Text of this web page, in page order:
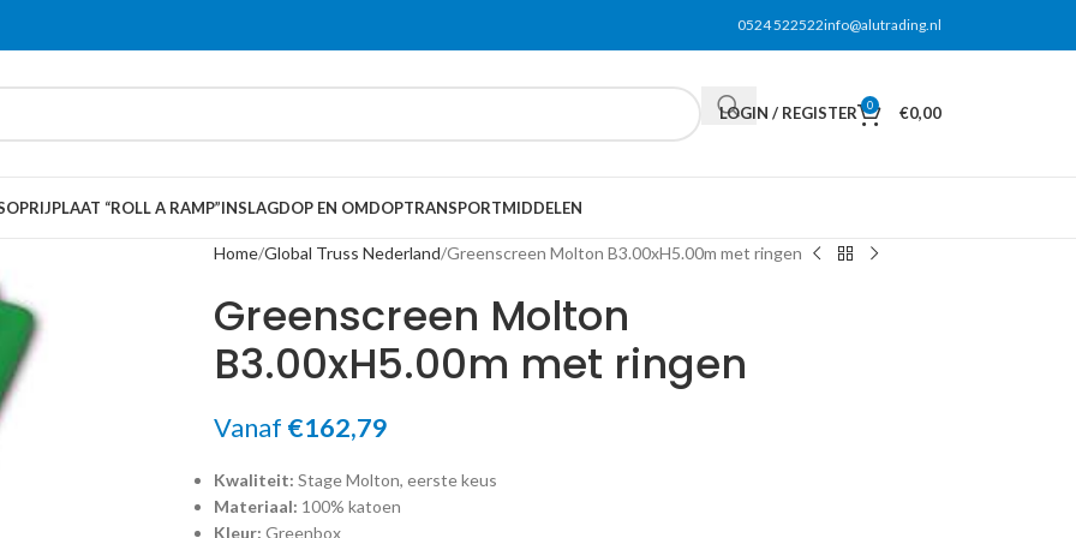
0524 522522info@alutrading.nl
LOGIN / REGISTER 0 €0,00
OPRIJPLAAT “ROLL A RAMP”INSLAGDOP EN OMDOPTRANSPORTMIDDELEN
Home Global Truss Nederland Greenscreen Molton B3.00xH5.00m met ringen
Greenscreen Molton
B3.00xH5.00m met ringen
Vanaf €162,79
Kwaliteit: Stage Molton, eerste keus
Materiaal: 100% katoen
Kleur: Greenbox